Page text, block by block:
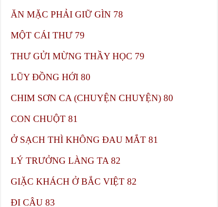
ĂN MẶC PHẢI GIỮ GÌN​ 78
MỘT CÁI THƯ​ 79
THƯ GỬI MỪNG THẦY HỌC​ 79
LŨY ĐỒNG HỚI​ 80
CHIM SƠN CA (CHUYỆN CHUYỆN)​ 80
CON CHUỘT​ 81
Ở SẠCH THÌ KHÔNG ĐAU MẮT​ 81
LÝ TRƯỞNG LÀNG TA​ 82
GIẶC KHÁCH Ở BẮC VIỆT​ 82
ĐI CÂU​ 83